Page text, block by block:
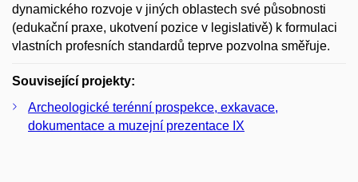
dynamického rozvoje v jiných oblastech své působnosti
(edukační praxe, ukotvení pozice v legislativě) k formulaci
vlastních profesních standardů teprve pozvolna směřuje.
Související projekty:
Archeologické terénní prospekce, exkavace,
dokumentace a muzejní prezentace IX